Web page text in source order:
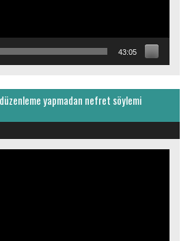
43:05
yapmadan nefret söylemi